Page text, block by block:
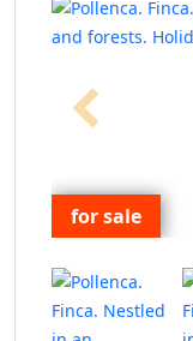
for sale